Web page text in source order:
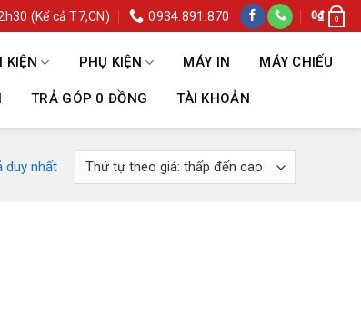
(Kể cả T7,CN) 0934.891.870 0₫ 0
KIỆN PHỤ KIỆN MÁY IN MÁY CHIẾU
TRẢ GÓP 0 ĐỒNG TÀI KHOẢN
duy nhất